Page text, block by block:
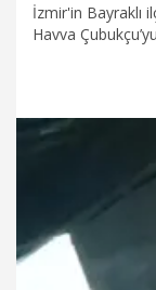
İzmir'in Bayraklı
Havva